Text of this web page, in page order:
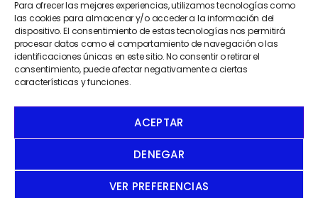
Para ofrecer las mejores experiencias, utilizamos tecnologías como
las cookies para almacenar y/o acceder a la información del
dispositivo. El consentimiento de estas tecnologías nos permitirá
procesar datos como el comportamiento de navegación o las
identificaciones únicas en este sitio. No consentir o retirar el
consentimiento, puede afectar negativamente a ciertas
características y funciones.
ACEPTAR
DENEGAR
VER PREFERENCIAS
m